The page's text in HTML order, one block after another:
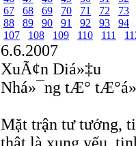
67
68 69 70 71 72
73
88
89 90 91 92 93
94
107
108 109 110 111
6.6.2007
XuÃ¢n Diá»‡u
Nhá»¯ng tÆ°
Mặt trận tư tưởng,